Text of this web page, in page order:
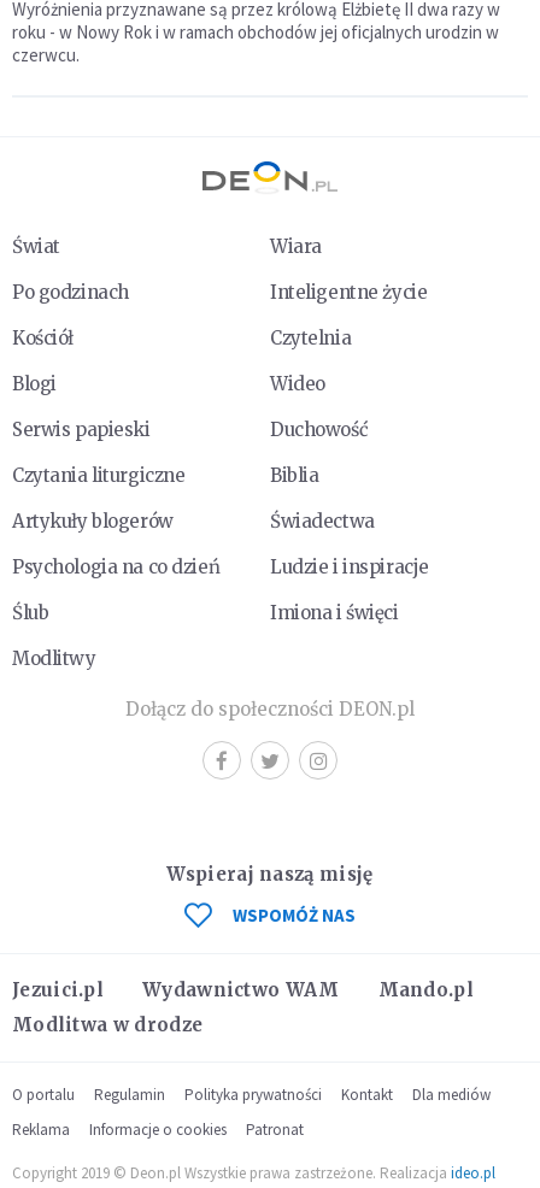
Wyróżnienia przyznawane są przez królową Elżbietę II dwa razy w
roku - w Nowy Rok i w ramach obchodów jej oficjalnych urodzin w
czerwcu.
Świat
Wiara
Po godzinach
Inteligentne życie
Kościół
Czytelnia
Blogi
Wideo
Serwis papieski
Duchowość
Czytania liturgiczne
Biblia
Artykuły blogerów
Świadectwa
Psychologia na co dzień
Ludzie i inspiracje
Ślub
Imiona i święci
Modlitwy
Dołącz do społeczności DEON.pl
Jezuici.pl Wydawnictwo WAM
Mando.pl
Modlitwa w drodze
Wspieraj naszą misję
WSPOMÓŻ NAS
O portalu Regulamin Polityka prywatności Kontakt
Dla mediów
Reklama
Informacje o cookies Patronat
Copyright 2019 © Deon.pl Wszystkie prawa zastrzeżone. Realizacja ideo.pl